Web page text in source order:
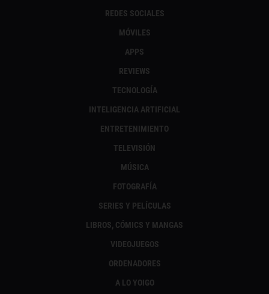
REDES SOCIALES
MÓVILES
APPS
REVIEWS
TECNOLOGÍA
INTELIGENCIA ARTIFICIAL
ENTRETENIMIENTO
TELEVISIÓN
MÚSICA
FOTOGRAFÍA
SERIES Y PELÍCULAS
LIBROS, CÓMICS Y MANGAS
VIDEOJUEGOS
ORDENADORES
A LO YOIGO